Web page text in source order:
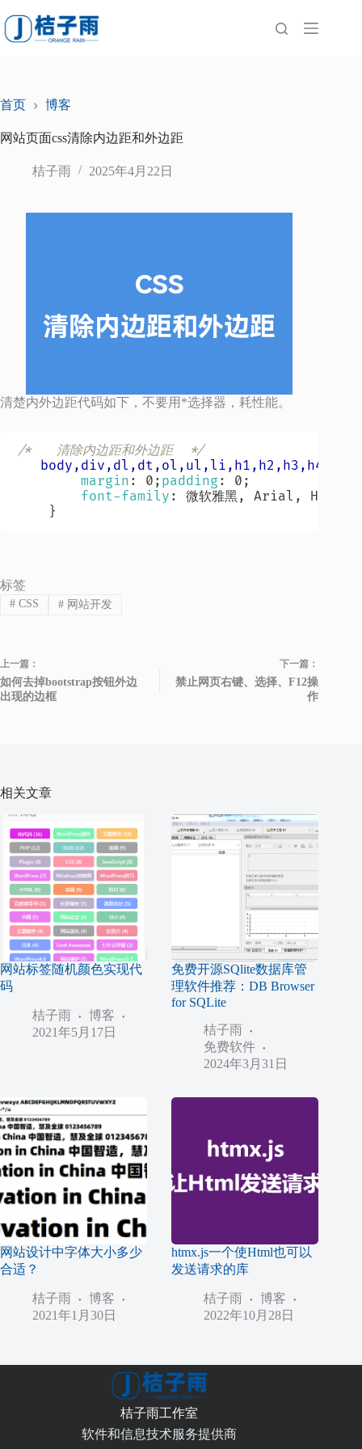
至
内
首页 博客
网站页面css清除内边距和外边距
桔子雨 2025年4月22日
清楚内外边距代码如下，不要用*选择器，耗性能。
/*   清除内边距和外边距  */
margin : 0 ; padding : 0 ;
font-family : 微软雅黑, Arial ,
}
标签
#CSS #网站开发
上一篇：
如何去掉bootstrap按钮外边
出现的边框
下一篇：
禁止网页右键、选择、F12操
作
相关文章
网站标签随机颜色实现代
码
桔子雨
博客
2021年5月17日
免费开源SQlite数据库管
理软件推荐：DB Browser
for SQLite
桔子雨
免费软件
2024年3月31日
网站设计中字体大小多少
合适？
桔子雨
博客
2021年1月30日
htmx.js一个使Html也可以
发送请求的库
桔子雨
博客
2022年10月28日
桔子雨工作室
软件和信息技术服务提供商